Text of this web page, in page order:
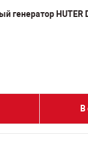
генератор HUTER